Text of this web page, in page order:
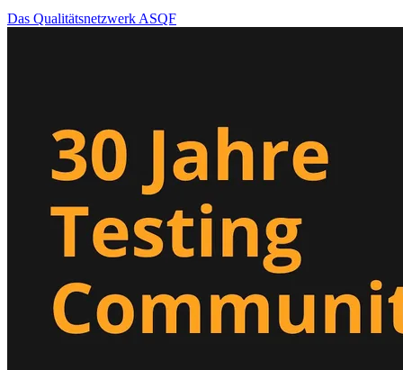
Das Qualitätsnetzwerk ASQF